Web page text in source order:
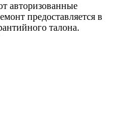
авторизованные
предоставляется в
талона.